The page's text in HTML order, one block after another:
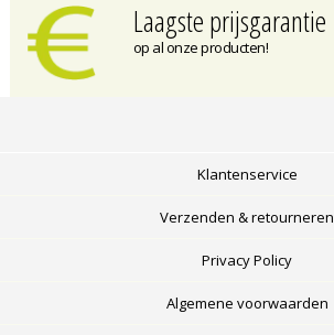
Laagste prijsgarantie
op al onze producten!
Klantenservice
Verzenden & retourneren
Privacy Policy
Algemene voorwaarden